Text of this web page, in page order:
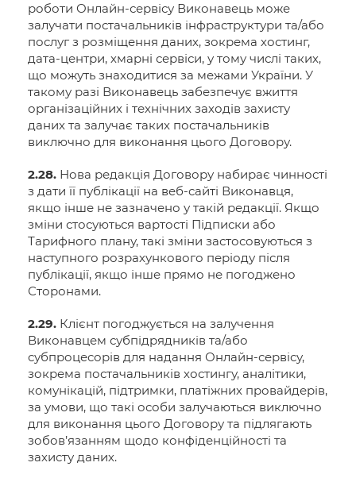
роботи Онлайн-сервісу Виконавець може
залучати постачальників інфраструктури та/або
послуг з розміщення даних, зокрема хостинг,
дата-центри, хмарні сервіси, у тому числі таких,
що можуть знаходитися за межами України. У
такому разі Виконавець забезпечує вжиття
організаційних і технічних заходів захисту
даних та залучає таких постачальників
виключно для виконання цього Договору.
2.28. Нова редакція Договору набирає чинності
з дати її публікації на веб-сайті Виконавця,
якщо інше не зазначено у такій редакції. Якщо
зміни стосуються вартості Підписки або
Тарифного плану, такі зміни застосовуються з
наступного розрахункового періоду після
публікації, якщо інше прямо не погоджено
Сторонами.
2.29. Клієнт погоджується на залучення
Виконавцем субпідрядників та/або
субпроцесорів для надання Онлайн-сервісу,
зокрема постачальників хостингу, аналітики,
комунікацій, підтримки, платіжних провайдерів,
за умови, що такі особи залучаються виключно
для виконання цього Договору та підлягають
зобов’язанням щодо конфіденційності та
захисту даних.